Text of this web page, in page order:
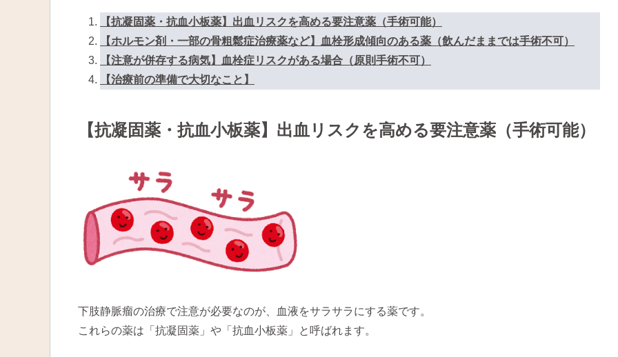
【抗凝固薬・抗血小板薬】出血リスクを高める要注意薬（手術可能）
【ホルモン剤・一部の骨粗鬆症治療薬など】血栓形成傾向のある薬（飲んだままでは手術不可）
【注意が併存する病気】血栓症リスクがある場合（原則手術不可）
【治療前の準備で大切なこと】
【抗凝固薬・抗血小板薬】出血リスクを高める要注意薬（手術可能）
下肢静脈瘤の治療で注意が必要なのが、血液をサラサラにする薬です。
これらの薬は「抗凝固薬」や「抗血小板薬」と呼ばれます。